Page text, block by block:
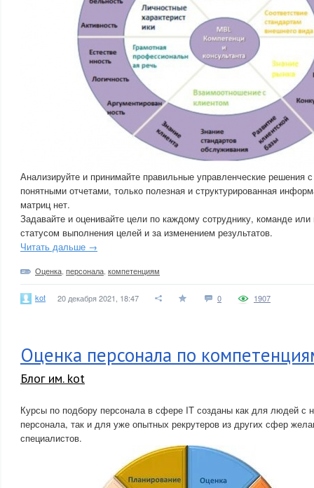
Анализируйте и принимайте правильные управленческие решения
понятными отчетами, только полезная и структурированная
матриц нет.
Задавайте и оценивайте цели по каждому сотруднику, команде
статусом выполнения целей и за изменением результатов.
Читать дальше →
Оценка персонала компетенциям
kot 20 декабря 2021, 18:47 0 1907
Оценка персонала по
Блог им. kot
Курсы по подбору персонала в сфере IT созданы как для людей с
персонала, так и для уже опытных рекрутеров из других сфер
специалистов.